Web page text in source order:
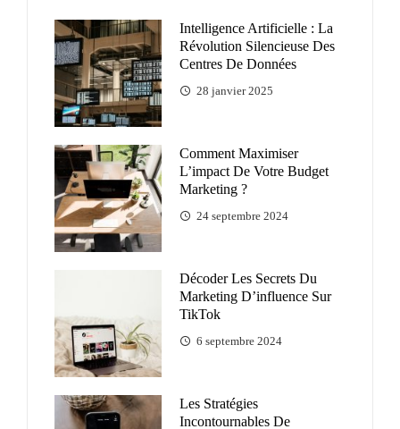
Intelligence Artificielle : La
Révolution Silencieuse Des
Centres De Données
28 janvier 2025
Comment Maximiser
L’impact De Votre Budget
Marketing ?
24 septembre 2024
Décoder Les Secrets Du
Marketing D’influence Sur
TikTok
6 septembre 2024
Les Stratégies
Incontournables De